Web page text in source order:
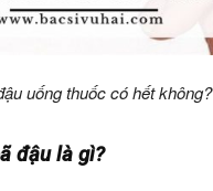
uống thuốc có hết không?
đậu là gì?